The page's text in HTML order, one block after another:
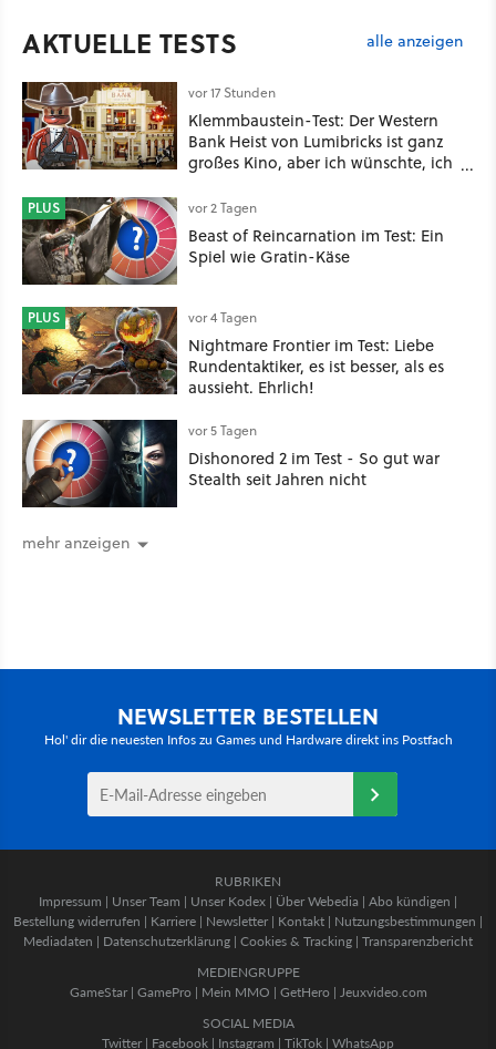
AKTUELLE TESTS alle anzeigen
vor 17 Stunden
Klemmbaustein-Test: Der Western
Bank Heist von Lumibricks ist ganz
großes Kino, aber ich wünschte, ich
gehört
PLUS vor 2 Tagen
Beast of Reincarnation im Test: Ein
Spiel wie Gratin-Käse
PLUS vor 4 Tagen
Nightmare Frontier im Test: Liebe
Rundentaktiker, es ist besser, als es
aussieht. Ehrlich!
vor 5 Tagen
Dishonored 2 im Test - So gut war
Stealth seit Jahren nicht
mehr anzeigen
NEWSLETTER BESTELLEN
Hol' dir die neuesten Infos zu Games und Hardware direkt ins Postfach
RUBRIKEN
Impressum | Unser Team | Unser Kodex | Über Webedia | Abo kündigen |
Bestellung widerrufen | Karriere | Newsletter | Kontakt | Nutzungsbestimmungen |
Mediadaten | Datenschutzerklärung | Cookies & Tracking | Transparenzbericht
MEDIENGRUPPE
GameStar| GamePro | Mein MMO | GetHero | Jeuxvideo.com
SOCIAL MEDIA
Twitter | Facebook | Instagram | TikTok | WhatsApp